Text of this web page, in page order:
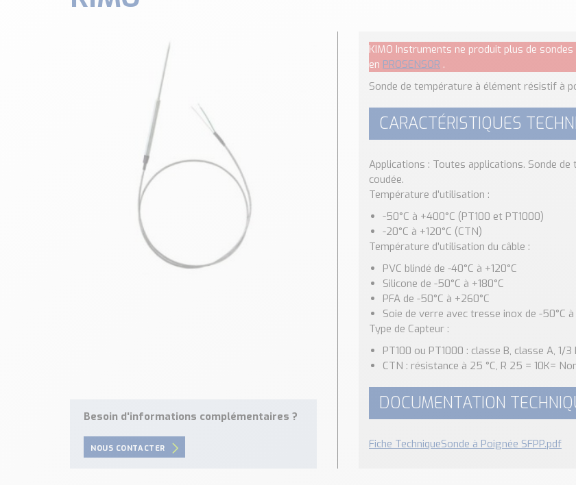
Besoin d'informations complémentaires ?
NOUS CONTACTER
KIMO Instruments ne produit plus de
en PROSENSOR .
Sonde de température à élément résistif à
CARACTÉRISTIQUES
Applications : Toutes applications. Sonde
coudée.
Température d’utilisation :
-50°C à +400°C (PT100 et PT1000)
-20°C à +120°C (CTN)
Température d’utilisation du câble :
PVC blindé de -40°C à +120°C
Silicone de -50°C à +180°C
PFA de -50°C à +260°C
Soie de verre avec tresse inox de -50°C à
Type de Capteur :
PT100 ou PT1000 : classe B, classe A, 1/3
CTN : résistance à 25 °C, R 25 = 10K=
DOCUMENTATION
Fiche TechniqueSonde à Poignée SFPP.pdf